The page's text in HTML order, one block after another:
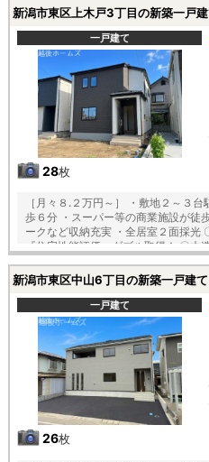
ャンペーン実施中 ■自動洗浄機能付きの外壁サイディング ■地震に強い
「耐震等級３」の家！ ■厳しい第三
W取得 ■「ベタ基礎」「地盤改良工
（最大３５年まで延長可） ■年中無
ー設置 ■浴室乾燥機で天候に左右されずお洗濯が
小学校 徒歩１７分 藤見中学校 徒
新潟市東区上木戸3丁目の新築一戸
一戸建て
28枚
［月々８.２万円～］ ・敷地２～３
歩６分 ・スーパー等の商業施設が徒
ークなど収納充実 ・全居室２面採光 〇第三者機関の厳重チェックによる
『住宅性能評価』ダブル取得！ 〇木
は安心の２０年保証！ 〇建物は安心
可※条件有） 〇雨で汚れを落とす機
強い日差しをカット、冬は暖か『全
シ』 【教育】 牡丹山小学校 徒歩
新潟市東区中山6丁目の新築一戸建て
一戸建て
26枚